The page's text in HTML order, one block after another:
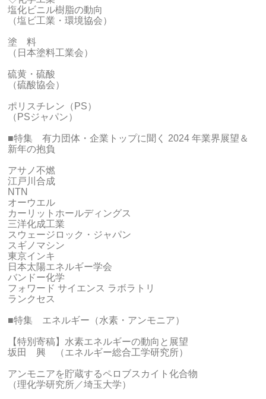
塩化ビニル樹脂の動向
（塩ビ工業・環境協会）
塗 料
（日本塗料工業会）
硫黄・硫酸
（硫酸協会）
ポリスチレン（PS）
（PSジャパン）
■特集 有力団体・企業トップに聞く 2024 年業界展望＆
新年の抱負
アサノ不燃
江戸川合成
NTN
オーウエル
カーリットホールディングス
三洋化成工業
スウェージロック・ジャパン
スギノマシン
東京インキ
日本太陽エネルギー学会
バンドー化学
フォワード サイエンス ラボラトリ
ランクセス
■特集 エネルギー（水素・アンモニア）
【特別寄稿】水素エネルギーの動向と展望
坂田 興 （エネルギー総合工学研究所）
アンモニアを貯蔵するペロブスカイト化合物
（理化学研究所／埼玉大学）